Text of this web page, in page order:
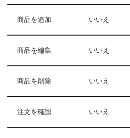
商品を追加 いいえ
商品を編集 いいえ
商品を削除 いいえ
注文を確認 いいえ